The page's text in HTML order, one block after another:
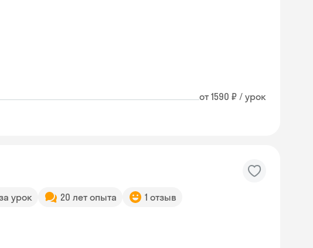
от 1590 ₽ / урок
урок 20 лет опыта 1 отзыв